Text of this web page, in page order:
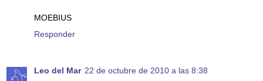
MOEBIUS
Responder
Leo del Mar 22 de octubre de 2010 a las 8:38